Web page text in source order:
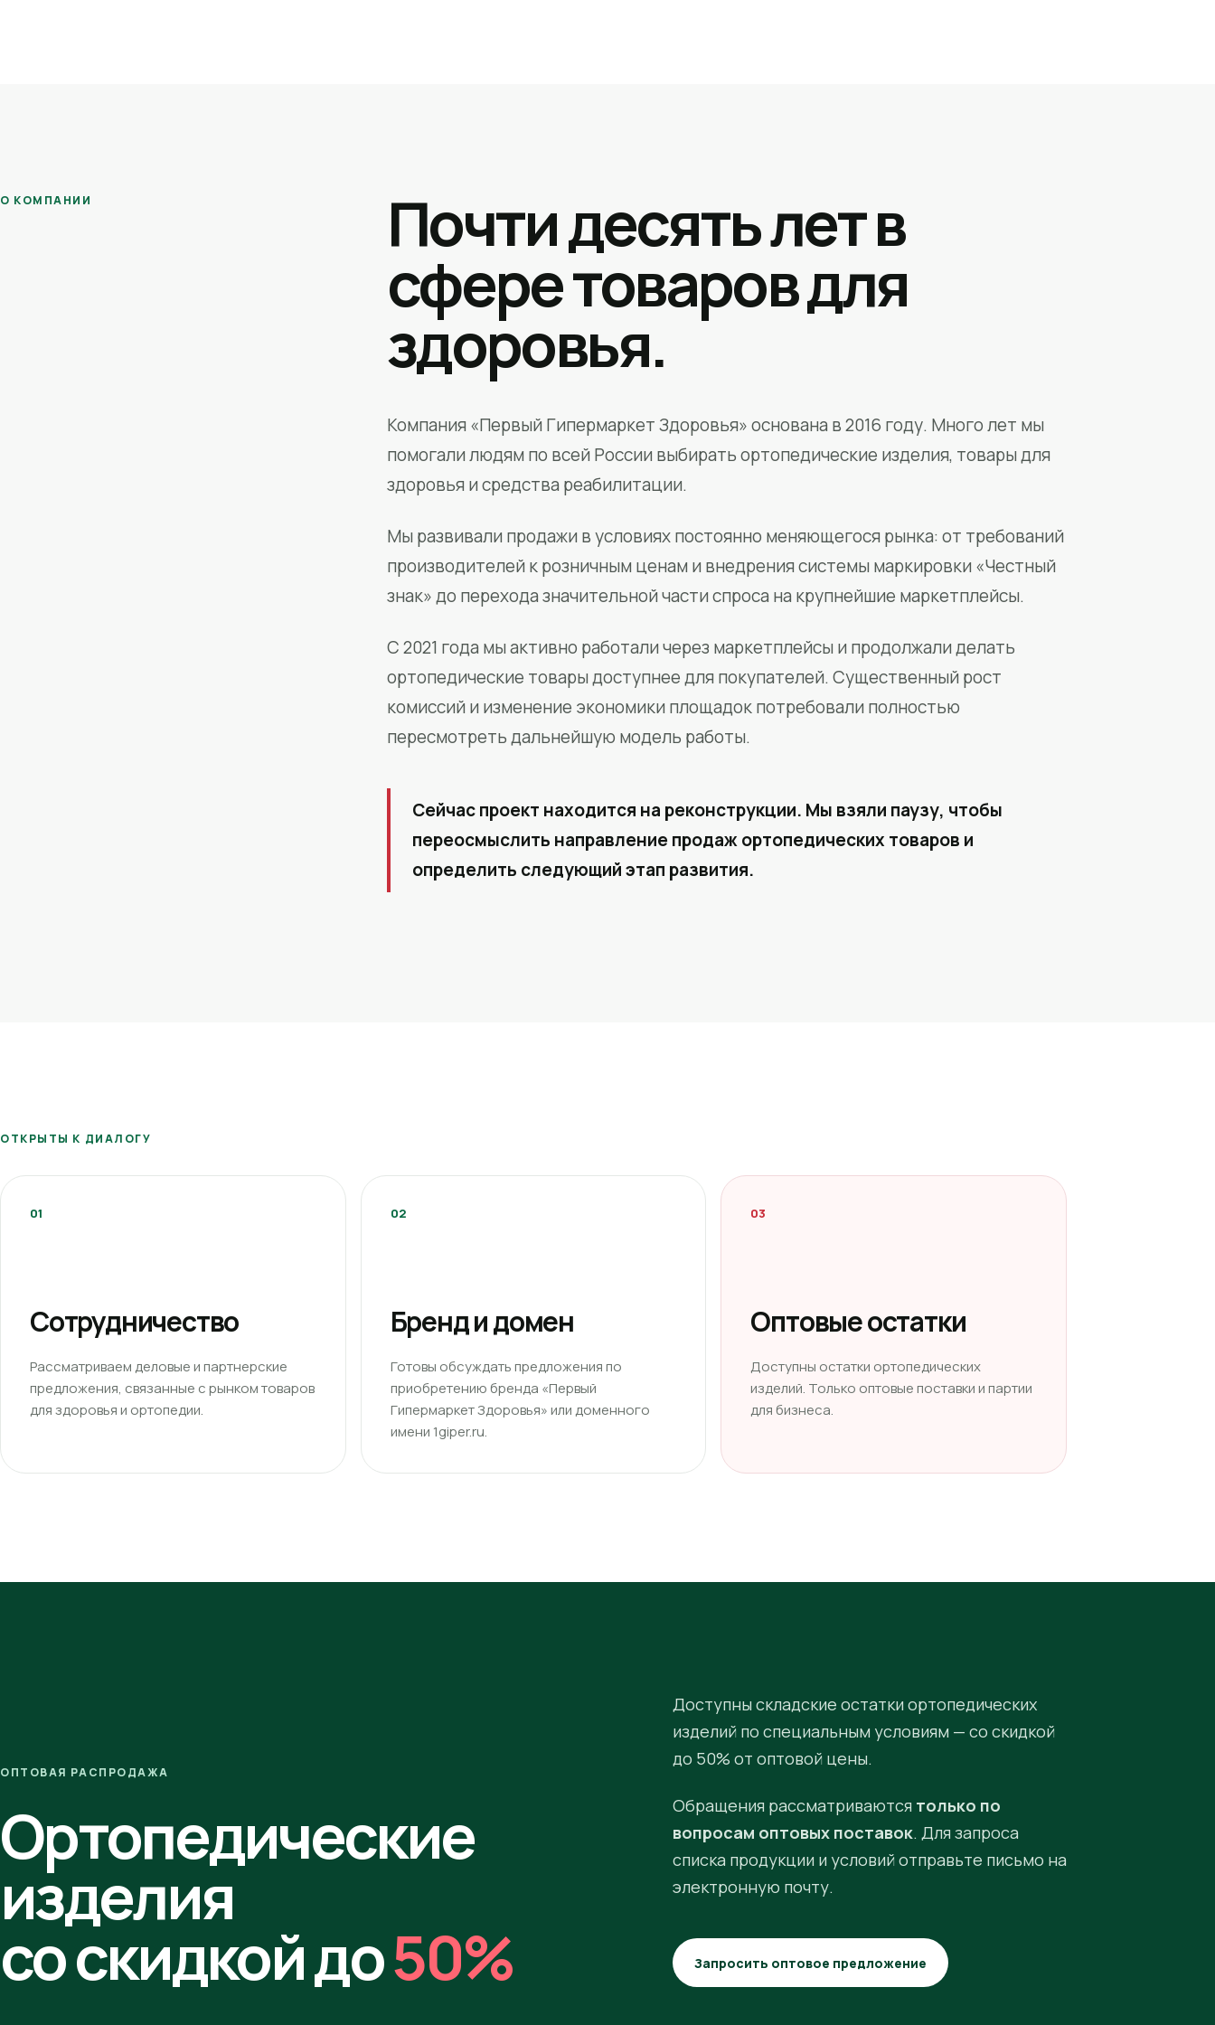
О КОМПАНИИ Почти десять лет в
сфере товаров для
здоровья.
Компания «Первый Гипермаркет Здоровья» основана в 2016 году. Много лет мы
помогали людям по всей России выбирать ортопедические изделия, товары для
здоровья и средства реабилитации.
Мы развивали продажи в условиях постоянно меняющегося рынка: от требований
производителей к розничным ценам и внедрения системы маркировки «Честный
знак» до перехода значительной части спроса на крупнейшие маркетплейсы.
С 2021 года мы активно работали через маркетплейсы и продолжали делать
ортопедические товары доступнее для покупателей. Существенный рост
комиссий и изменение экономики площадок потребовали полностью
пересмотреть дальнейшую модель работы.
Сейчас проект находится на реконструкции. Мы взяли паузу, чтобы
переосмыслить направление продаж ортопедических товаров и
определить следующий этап развития.
ОТКРЫТЫ К ДИАЛОГУ
01
Сотрудничество
Рассматриваем деловые и партнерские
предложения, связанные с рынком товаров
для здоровья и ортопедии.
02
Бренд и домен
Готовы обсуждать предложения по
приобретению бренда «Первый
Гипермаркет Здоровья» или доменного
имени 1giper.ru.
03
Оптовые остатки
Доступны остатки ортопедических
изделий. Только оптовые поставки и партии
для бизнеса.
ОПТОВАЯ РАСПРОДАЖА
Ортопедические
изделия
со скидкой до50%
Доступны складские остатки ортопедических
изделий по специальным условиям — со скидкой
до 50% от оптовой цены.
Обращения рассматриваются только по
вопросам оптовых поставок. Для запроса
списка продукции и условий отправьте письмо на
электронную почту.
Запросить оптовое предложение